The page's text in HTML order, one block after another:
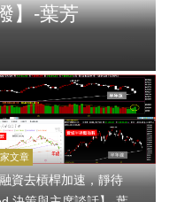
】-葉芳
文章
資去槓桿加速，靜待